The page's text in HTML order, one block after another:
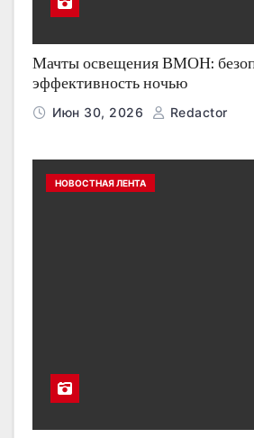
Мачты освещения ВМОН:
эффективность ночью
Июн 30, 2026 Redactor
НОВОСТНАЯ ЛЕНТА